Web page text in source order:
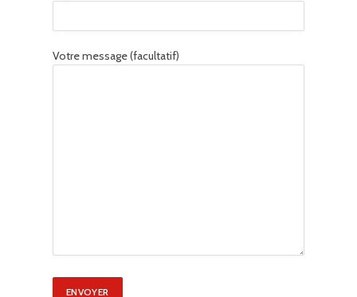
Votre message (facultatif)